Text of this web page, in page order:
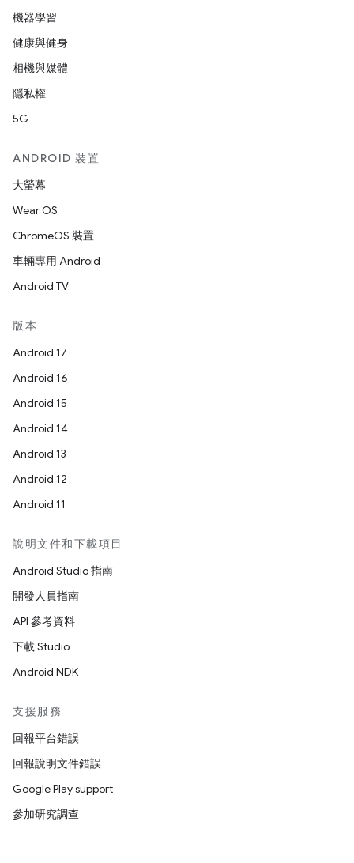
機器學習
健康與健身
相機與媒體
隱私權
5G
ANDROID 裝置
大螢幕
Wear OS
ChromeOS 裝置
車輛專用 Android
Android TV
版本
Android 17
Android 16
Android 15
Android 14
Android 13
Android 12
Android 11
說明文件和下載項目
Android Studio 指南
開發人員指南
API 參考資料
下載 Studio
Android NDK
支援服務
回報平台錯誤
回報說明文件錯誤
Google Play support
參加研究調查